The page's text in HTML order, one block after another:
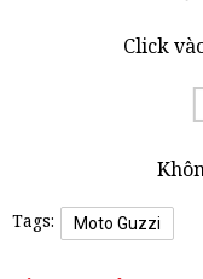
Click
Tags: Moto Guzzi